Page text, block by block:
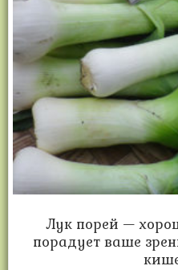
Лук порей —
порадует ваше